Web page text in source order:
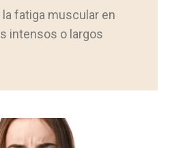
fatiga muscular en
intensos o largos